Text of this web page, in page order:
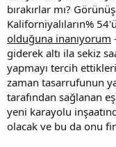
bırakırlar mı?
Kaliforniyalıların%
olduğuna inanıyorum
giderek altı ila sekiz
yapmayı tercih
zaman tasarrufunun
tarafından sağlanan
yeni karayolu
olacak ve bu da onu